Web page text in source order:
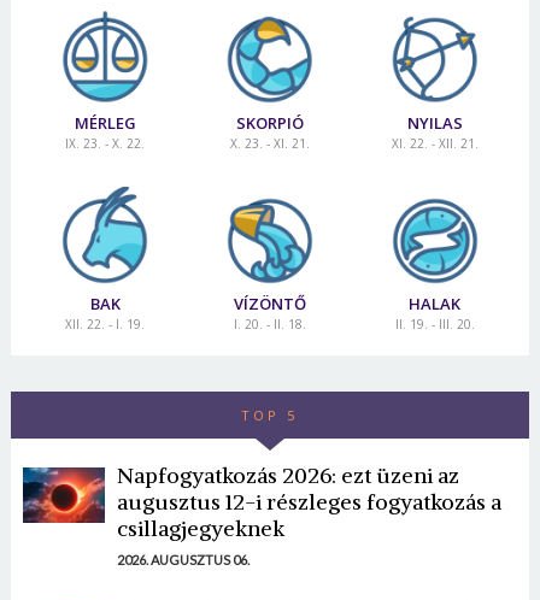
MÉRLEG
IX. 23. - X. 22.
SKORPIÓ
X. 23. - XI. 21.
NYILAS
XI. 22. - XII. 21.
BAK
XII. 22. - I. 19.
VÍZÖNTŐ
I. 20. - II. 18.
HALAK
II. 19. - III. 20.
TOP 5
Napfogyatkozás 2026: ezt üzeni az
augusztus 12-i részleges fogyatkozás a
csillagjegyeknek
2026. AUGUSZTUS 06.